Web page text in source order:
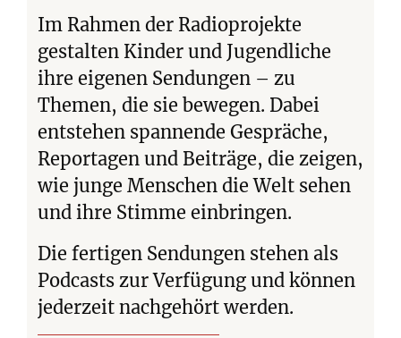
Im Rahmen der Radioprojekte
gestalten Kinder und Jugendliche
ihre eigenen Sendungen – zu
Themen, die sie bewegen. Dabei
entstehen spannende Gespräche,
Reportagen und Beiträge, die zeigen,
wie junge Menschen die Welt sehen
und ihre Stimme einbringen.
Die fertigen Sendungen stehen als
Podcasts zur Verfügung und können
jederzeit nachgehört werden.